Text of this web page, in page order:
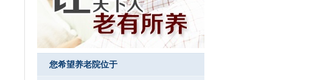
您希望养老院位于